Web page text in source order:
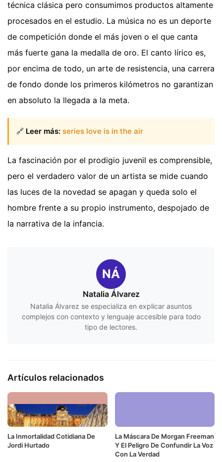
técnica clásica pero consumimos productos altamente
procesados en el estudio. La música no es un deporte
de competición donde el más joven o el que canta
más fuerte gana la medalla de oro. El canto lírico es,
por encima de todo, un arte de resistencia, una carrera
de fondo donde los primeros kilómetros no garantizan
en absoluto la llegada a la meta.
🔗 Leer más: series love is in the air
La fascinación por el prodigio juvenil es comprensible,
pero el verdadero valor de un artista se mide cuando
las luces de la novedad se apagan y queda solo el
hombre frente a su propio instrumento, despojado de
la narrativa de la infancia.
NÁ
Natalia Álvarez
Natalia Álvarez se especializa en explicar asuntos
complejos con contexto y lenguaje accesible para todo
tipo de lectores.
Artículos relacionados
La Inmortalidad Cotidiana De
Jordi Hurtado
La Máscara De Morgan Freeman
Y El Peligro De Confundir La Voz
Con La Verdad